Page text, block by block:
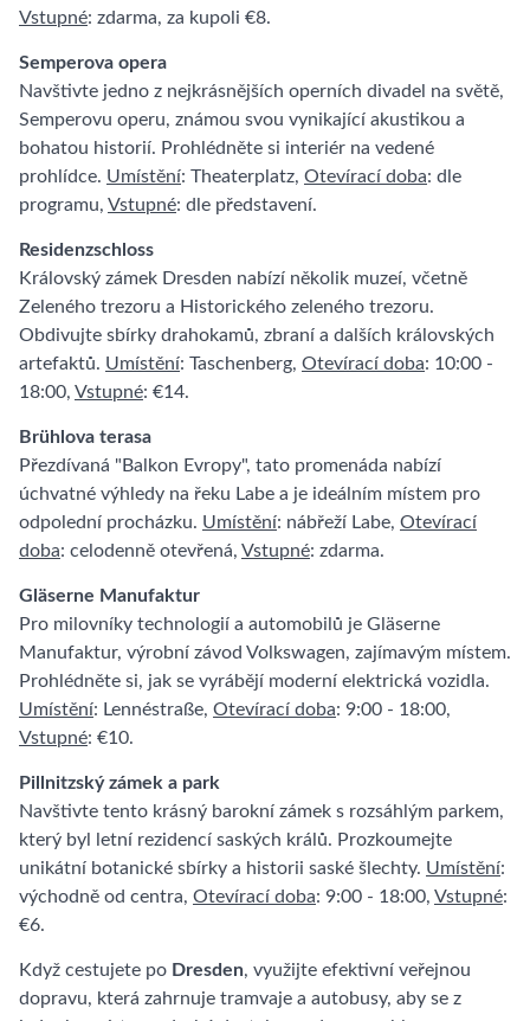
Vstupné: zdarma, za kupoli €8.
Semperova opera
Navštivte jedno z nejkrásnějších operních divadel na světě,
Semperovu operu, známou svou vynikající akustikou a
bohatou historií. Prohlédněte si interiér na vedené
prohlídce. Umístění: Theaterplatz, Otevírací doba: dle
programu, Vstupné: dle představení.
Residenzschloss
Královský zámek Dresden nabízí několik muzeí, včetně
Zeleného trezoru a Historického zeleného trezoru.
Obdivujte sbírky drahokamů, zbraní a dalších královských
artefaktů. Umístění: Taschenberg, Otevírací doba: 10:00 -
18:00, Vstupné: €14.
Brühlova terasa
Přezdívaná "Balkon Evropy", tato promenáda nabízí
úchvatné výhledy na řeku Labe a je ideálním místem pro
odpolední procházku. Umístění: nábřeží Labe, Otevírací
doba: celodenně otevřená, Vstupné: zdarma.
Gläserne Manufaktur
Pro milovníky technologií a automobilů je Gläserne
Manufaktur, výrobní závod Volkswagen, zajímavým místem.
Prohlédněte si, jak se vyrábějí moderní elektrická vozidla.
Umístění: Lennéstraße, Otevírací doba: 9:00 - 18:00,
Vstupné: €10.
Pillnitzský zámek a park
Navštivte tento krásný barokní zámek s rozsáhlým parkem,
který byl letní rezidencí saských králů. Prozkoumejte
unikátní botanické sbírky a historii saské šlechty. Umístění:
východně od centra, Otevírací doba: 9:00 - 18:00, Vstupné:
€6.
Když cestujete po Dresden, využijte efektivní veřejnou
dopravu, která zahrnuje tramvaje a autobusy, aby se z